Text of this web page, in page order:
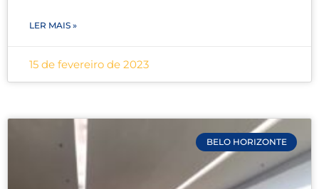
LER MAIS »
15 de fevereiro de 2023
BELO HORIZONTE